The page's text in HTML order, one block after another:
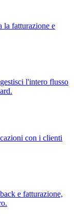
la fatturazione e
l'intero flusso
con i clienti
e fatturazione,